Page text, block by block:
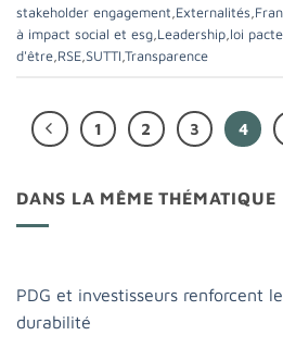
stakeholder engagement Externalités
à impact social et esg Leadership loi pacte
d'être RSE SUTTI Transparence
1 2 3 4
DANS LA MÊME THÉMATIQUE
PDG et investisseurs renforcent
durabilité